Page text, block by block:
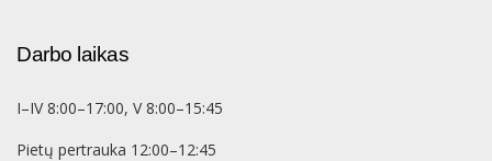
Darbo laikas
I–IV 8:00–17:00, V 8:00–15:45
Pietų pertrauka 12:00–12:45